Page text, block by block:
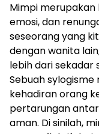
Mimpi
emosi, dan
seseorang yang
dengan wanita
lebih dari sekadar
Sebuah sylogisme
kehadiran orang
pertarungan
aman. Di sinilah,